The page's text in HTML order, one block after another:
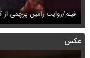
فیلم/روایت رامین پرچمی از
عکس